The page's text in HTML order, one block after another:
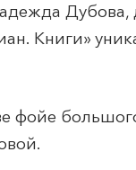
. Книги»
фойе